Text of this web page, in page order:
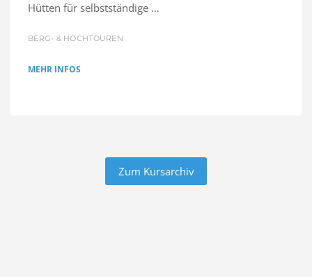
Hütten für selbstständige …
BERG- & HOCHTOUREN
MEHR INFOS
Zum Kursarchiv